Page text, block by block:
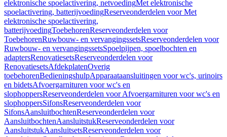
elektronische spoelactivering, netvoedingMet elektronische
spoelactivering, batterijvoedingReserveonderdelen voor Met
elektronische spoelactivering,
batterijvoedingToebehorenReserveonderdelen voor
ToebehorenRuwbouw- en vervangingssetsReserveonderdelen voor
Ruwbouw- en vervangingssetsSpoelpijpen, spoelbochten en
adaptersRenovatiesetsReserveonderdelen voor
RenovatiesetsAfdekplatenOverig
toebehorenBedieningshulpApparaataansluitingen voor wc's, urinoirs
en bidetsAfvoergarnituren voor wc's en
slophoppersReserveonderdelen voor Afvoergarnituren voor wc's en
slophoppersSifonsReserveonderdelen voor
SifonsAansluitbochtenReserveonderdelen voor
AansluitbochtenAansluitstukReserveonderdelen voor
AansluitstukAansluitsetsReserveonderdelen voor